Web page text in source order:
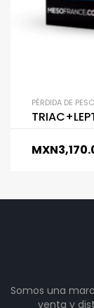
PÉRDIDA DE PESO
MXN
Somos una
venta y